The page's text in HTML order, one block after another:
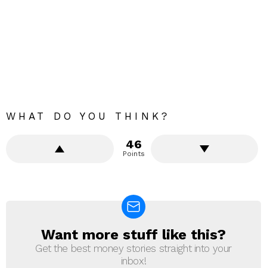
WHAT DO YOU THINK?
46
Points
NEWSLETTER
Want more stuff like this?
Get the best money stories straight into your
inbox!